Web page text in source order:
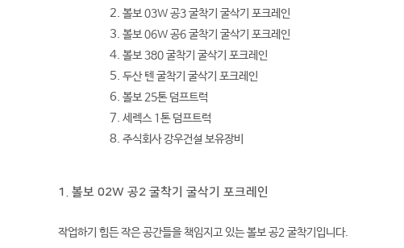
볼보 03W 공3 굴착기 굴삭기 포크레인
볼보 06W 공6 굴착기 굴삭기 포크레인
볼보 380 굴착기 굴삭기 포크레인
두산 텐 굴착기 굴삭기 포크레인
볼보 25톤 덤프트럭
세렉스 1톤 덤프트럭
주식회사 강우건설 보유장비
1. 볼보 02W 공2 굴착기 굴삭기 포크레인
작업하기 힘든 작은 공간들을 책임지고 있는 볼보 공2 굴착기입니다.